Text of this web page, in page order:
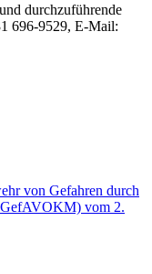
durchzuführende
696-9529, E-Mail:
von Gefahren durch
vom 2.